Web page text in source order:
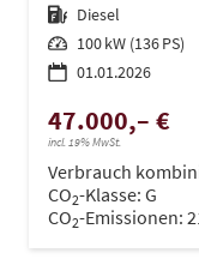
Kraftstoff Diesel
Leistung 100 kW (136 PS)
01.01.2026
47.000,– €
incl. 19% MwSt.
Verbrauch
CO2-Klasse: G
CO2-Emissionen: